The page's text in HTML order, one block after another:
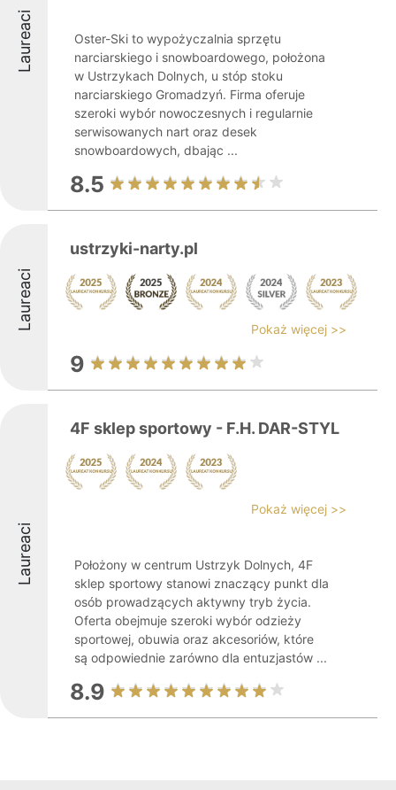
Laureaci
Oster-Ski to wypożyczalnia sprzętu
narciarskiego i snowboardowego, położona
w Ustrzykach Dolnych, u stóp stoku
narciarskiego Gromadzyń. Firma oferuje
szeroki wybór nowoczesnych i regularnie
serwisowanych nart oraz desek
snowboardowych, dbając ...
8.5
Laureaci
ustrzyki-narty.pl
Pokaż więcej >>
9
Laureaci
4F sklep sportowy - F.H. DAR-STYL
Pokaż więcej >>
Położony w centrum Ustrzyk Dolnych, 4F
sklep sportowy stanowi znaczący punkt dla
osób prowadzących aktywny tryb życia.
Oferta obejmuje szeroki wybór odzieży
sportowej, obuwia oraz akcesoriów, które
są odpowiednie zarówno dla entuzjastów ...
8.9